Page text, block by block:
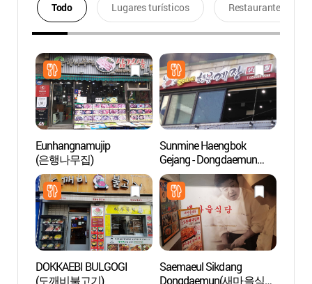
Todo Lugares turísticos Restaurantes
Eunhangnamujip
(은행나무집)
Sunmine Haengbok
Gejang - Dongdaemun
Branch (순미네행복게장
동대문)
DOKKAEBI BULGOGI
(도깨비불고기)
Saemaeul Sikdang
Dongdaemun(새마을식당